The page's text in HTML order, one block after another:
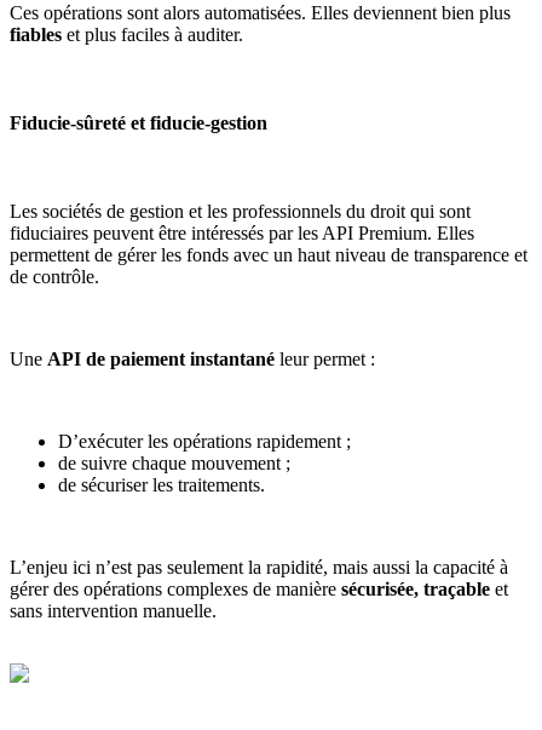
Ces opérations sont alors automatisées. Elles deviennent bien plus
fiables et plus faciles à auditer.
Fiducie-sûreté et fiducie-gestion
Les sociétés de gestion et les professionnels du droit qui sont
fiduciaires peuvent être intéressés par les API Premium. Elles
permettent de gérer les fonds avec un haut niveau de transparence et
de contrôle.
Une API de paiement instantané leur permet :
D’exécuter les opérations rapidement ;
de suivre chaque mouvement ;
de sécuriser les traitements.
L’enjeu ici n’est pas seulement la rapidité, mais aussi la capacité à
gérer des opérations complexes de manière sécurisée, traçable et
sans intervention manuelle.